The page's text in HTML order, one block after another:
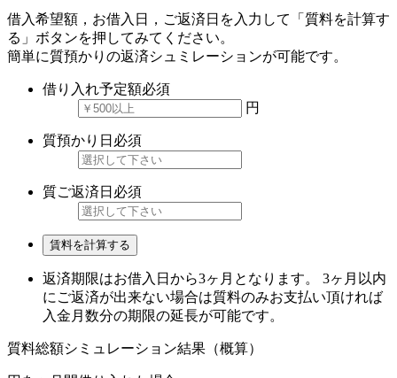
借入希望額，お借入日，ご返済日を入力して「質料を計算す
る」ボタンを押してみてください。
簡単に質預かりの返済シュミレーションが可能です。
借り入れ予定額必須
円
質預かり日 必須
質ご返済日 必須
賃料を計算する
返済期限はお借入日から3ヶ月となります。 3ヶ月以内
にご返済が出来ない場合は質料のみお支払い頂ければ
入金月数分の期限の延長が可能です。
質料総額シミュレーション結果（概算）